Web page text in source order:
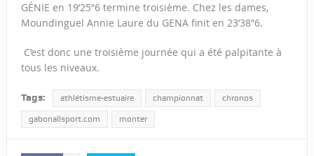
GÉNIE en 19’25″6 termine troisième. Chez les dames,
Moundinguel Annie Laure du GENA finit en 23’38″6.
C’est donc une troisième journée qui a été palpitante à
tous les niveaux.
Tags: athlétisme-estuaire championnat chronos
gabonallsport.com monter